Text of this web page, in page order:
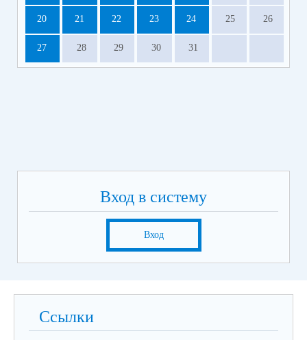
20 21 22 23 24 25 26
27 28 29 30 31
Вход в систему
Вход
Ссылки